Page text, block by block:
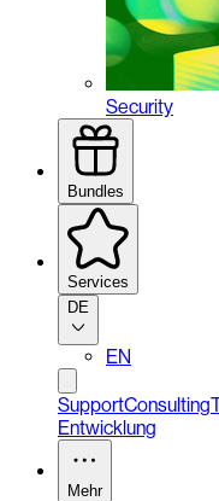
Security
Bundles
Services
DE
EN
SupportConsulting
Entwicklung
Mehr